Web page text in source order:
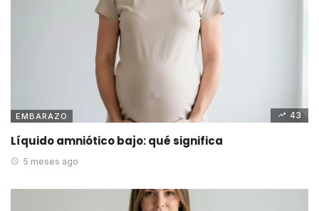
EMBARAZO 43
Líquido amniótico bajo: qué significa
5 meses ago